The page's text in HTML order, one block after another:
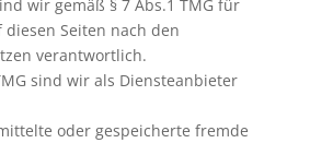
wir gemäß § 7 Abs.1 TMG für
Seiten nach den
verantwortlich.
sind wir als Diensteanbieter
oder gespeicherte fremde